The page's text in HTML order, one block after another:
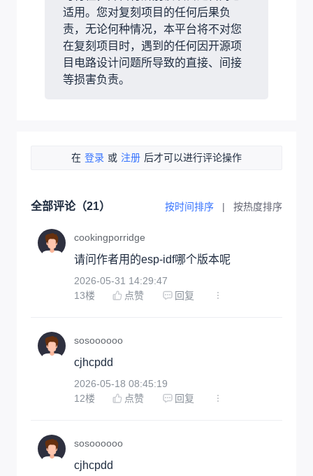
适用。您对复刻项目的任何后果负
责，无论何种情况，本平台将不对您
在复刻项目时，遇到的任何因开源项
目电路设计问题所导致的直接、间接
等损害负责。
在 登录 或 注册 后才可以进行评论操作
全部评论（21） 按时间排序 | 按热度排序
cookingporridge
请问作者用的esp-idf哪个版本呢
2026-05-31 14:29:47
13楼 点赞 回复
sosoooooo
cjhcpdd
2026-05-18 08:45:19
12楼 点赞 回复
sosoooooo
cjhcpdd